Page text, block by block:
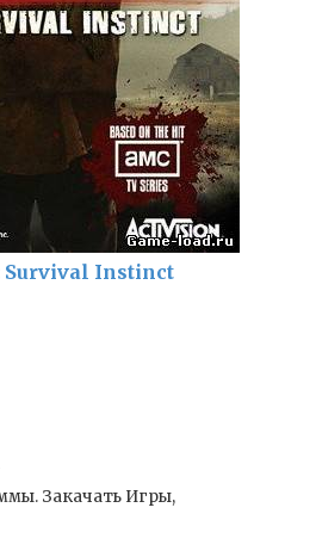
Survival Instinct
Закачать Игры,